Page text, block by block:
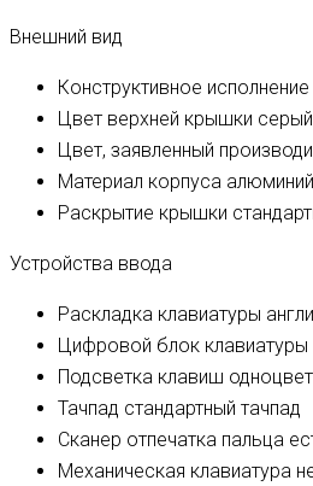
Внешний вид
Конструктивное исполнение
Цвет верхней крышки серый
Цвет, заявленный
Материал корпуса алюминий
Раскрытие крышки
Устройства ввода
Раскладка клавиатуры
Цифровой блок клавиатуры
Подсветка клавиш
Тачпад стандартный тачпад
Сканер отпечатка пальца
Механическая клавиатура